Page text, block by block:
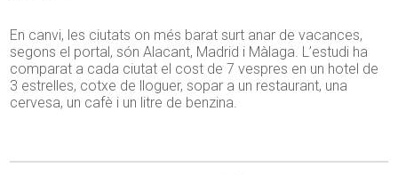
En canvi, les ciutats on més barat surt anar de vacances,
segons el portal, són Alacant, Madrid i Màlaga. L’estudi ha
comparat a cada ciutat el cost de 7 vespres en un hotel de
3 estrelles, cotxe de lloguer, sopar a un restaurant, una
cervesa, un cafè i un litre de benzina.